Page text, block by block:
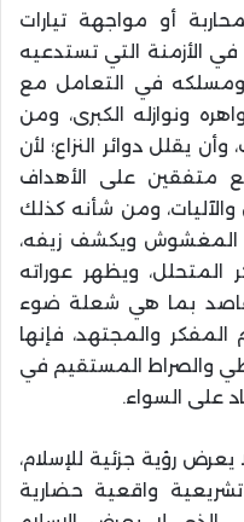
أو مواجهة تيارات
في الأزمنة التي تستدعيه
في التعامل مع
ونوازله الكبرى، ومن
يقلل دوائر النزاع؛ لأن
متفقين على الأهداف
ومن شأنه كذلك
المغشوش ويكشف زيفه،
ويظهر عوراته
بما هي شعلة ضوء
والمجتهد، فإنها
والصراط المستقيم في
على السواء.
رؤية جزئية للإسلام،
واقعية حضارية